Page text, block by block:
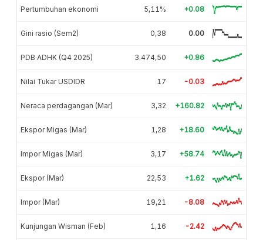
Pertumbuhan ekonomi 5,11% +0.08
Gini rasio (Sem2) 0,38 0.00
PDB ADHK (Q4 2025) 3.474,50 +0.86
Nilai Tukar USDIDR 17 -0.03
Neraca perdagangan (Mar) 3,32 +160.82
Ekspor Migas (Mar) 1,28 +18.60
Impor Migas (Mar) 3,17 +58.74
Ekspor (Mar) 22,53 +1.62
Impor (Mar) 19,21 -8.08
Kunjungan Wisman (Feb) 1,16 -2.42